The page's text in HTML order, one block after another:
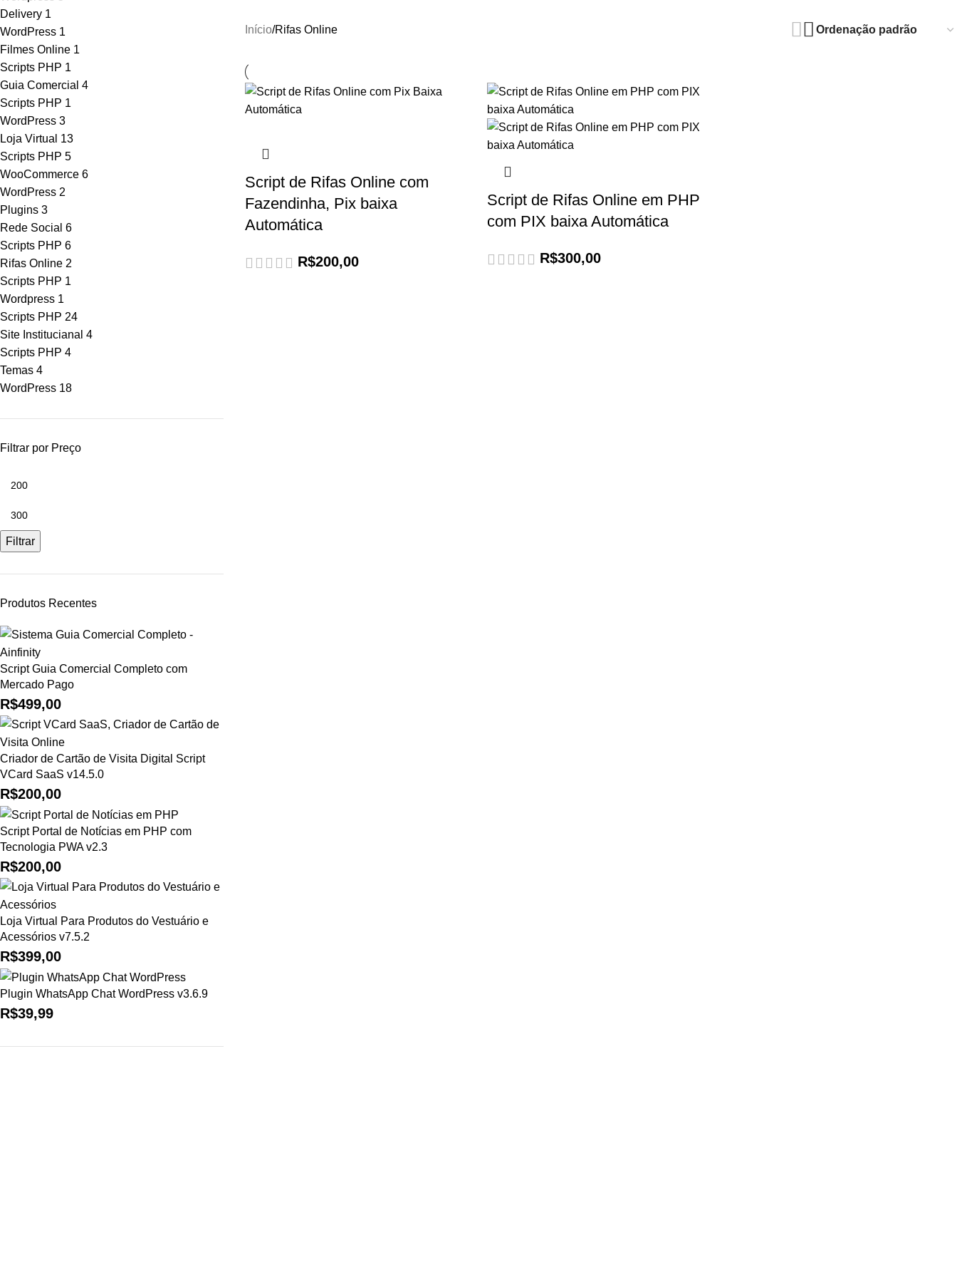
Delivery 1
WordPress 1
Filmes Online 1
Scripts PHP 1
Guia Comercial 4
Scripts PHP 1
WordPress 3
Loja Virtual 13
Scripts PHP 5
WooCommerce 6
WordPress 2
Plugins 3
Rede Social 6
Scripts PHP 6
Rifas Online 2
Scripts PHP 1
Wordpress 1
Scripts PHP 24
Site Institucianal 4
Scripts PHP 4
Temas 4
WordPress 18
Filtrar por Preço
Filtrar
Produtos Recentes
Script Guia Comercial Completo com
Mercado Pago
R$499,00
Criador de Cartão de Visita Digital Script
VCard SaaS v14.5.0
R$200,00
Script Portal de Notícias em PHP com
Tecnologia PWA v2.3
R$200,00
Loja Virtual Para Produtos do Vestuário e
Acessórios v7.5.2
R$399,00
Plugin WhatsApp Chat WordPress v3.6.9
R$39,99
Início Rifas Online
Script de Rifas Online com
Fazendinha, Pix baixa
Automática
R$200,00
Script de Rifas Online em PHP
com PIX baixa Automática
R$300,00